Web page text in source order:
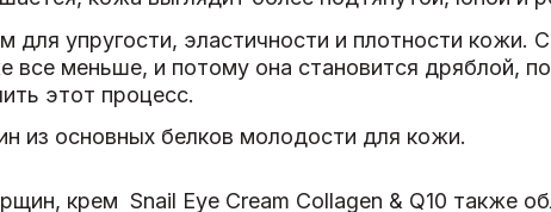
для упругости, эластичности и плотности
все меньше, и потому она становится дряблой,
этот процесс.
из основных белков молодости для кожи.
крем Snail Eye Cream Collagen & Q10 также